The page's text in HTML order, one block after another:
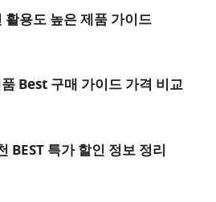
용도 높은 제품 가이드
Best 구매 가이드 가격 비교
BEST 특가 할인 정보 정리